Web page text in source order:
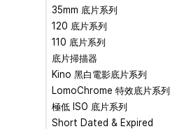
35mm 底片系列
120 底片系列
110 底片系列
底片掃描器
Kino 黑白電影底片系列
LomoChrome 特效底片系列
極低 ISO 底片系列
Short Dated & Expired